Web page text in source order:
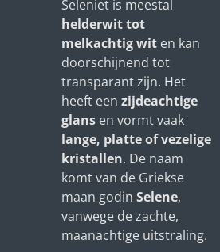
Seleniet is meestal
helderwit tot
melkachtig wit en kan
doorschijnend tot
transparant zijn. Het
heeft een zijdeachtige
glans en vormt vaak
lange, platte of vezelige
kristallen. De naam
komt van de Griekse
maan godin Selene,
vanwege de zachte,
maanachtige uitstraling.